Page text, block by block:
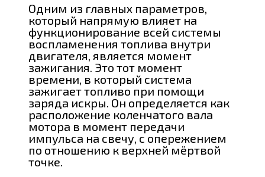
Одним из главных параметров,
который напрямую влияет на
функционирование всей системы
воспламенения топлива внутри
двигателя, является момент
зажигания. Это тот момент
времени, в который система
зажигает топливо при помощи
заряда искры. Он определяется как
расположение коленчатого вала
мотора в момент передачи
импульса на свечу, с опережением
по отношению к верхней мёртвой
точке.